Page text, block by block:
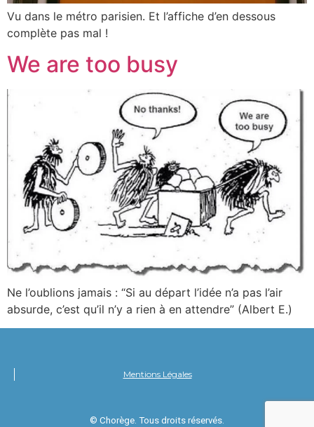
Vu dans le métro parisien. Et l’affiche d’en dessous
complète pas mal !
We are too busy
Ne l’oublions jamais : “Si au départ l’idée n’a pas l’air
absurde, c’est qu’il n’y a rien à en attendre” (Albert E.)
Mentions Légales
© Chorège. Tous droits réservés.